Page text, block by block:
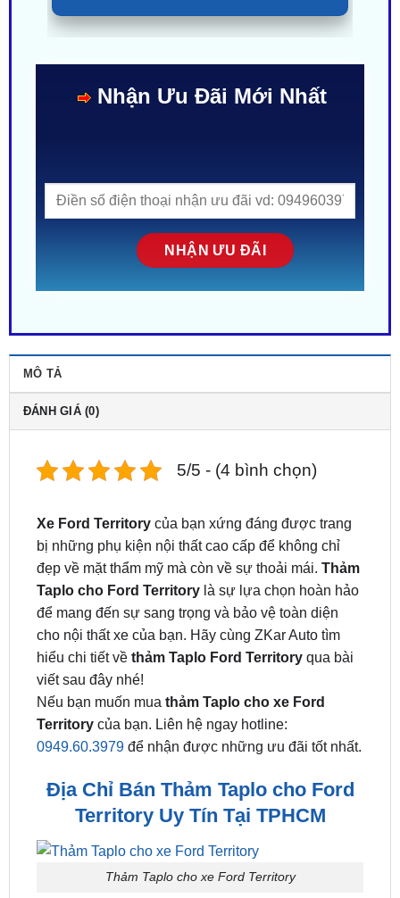
ĐÁNH GIÁ (0)
Xe Ford Territorycủa bạn xứng đáng được trang
đẹp về mặt thẩm mỹ mà còn về sự thoải mái.Thảm
Taplo cho Ford Territorylà sự lựa chọn hoàn hảo
để mang đến sự sang trọng và bảo vệ toàn diện
cho nội thất xe của bạn. Hãy cùng ZKar Auto tìm
hiểu chi tiết vềthảm Taplo Ford Territoryqua bài
viết sau đây nhé!
Nếu bạn muốn muathảm Taplo cho xe Ford
Territorycủa bạn. Liên hệ ngay hotline:
0949.60.3979để nhận được những ưu đãi tốt nhất.
Địa Chỉ Bán Thảm Taplo cho Ford
Thảm Taplo cho xe Ford Territory
Vì sao nên sử dụng Thảm Taplo cho xe